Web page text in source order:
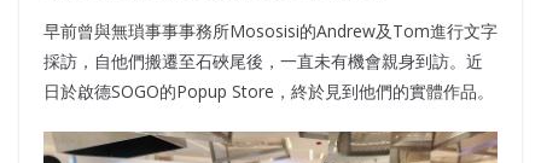
早前曾與無瑣事事事務所Mososisi的Andrew及Tom進行文字
採訪，自他們搬遷至石硤尾後，一直未有機會親身到訪。近
日於啟德SOGO的Popup Store，終於見到他們的實體作品。